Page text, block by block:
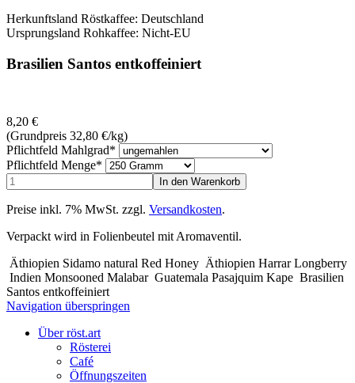
Herkunftsland Röstkaffee: Deutschland
Ursprungsland Rohkaffee: Nicht-EU
Brasilien Santos entkoffeiniert
8,20 €
(Grundpreis 32,80 €/kg)
Pflichtfeld Mahlgrad*
Pflichtfeld Menge*
Preise inkl. 7% MwSt. zzgl. Versandkosten.
Verpackt wird in Folienbeutel mit Aromaventil.
Äthiopien Sidamo natural Red Honey Äthiopien Harrar Longberry
Indien Monsooned Malabar Guatemala Pasajquim Kape Brasilien
Santos entkoffeiniert
Navigation überspringen
Über röst.art
Rösterei
Café
Öffnungszeiten